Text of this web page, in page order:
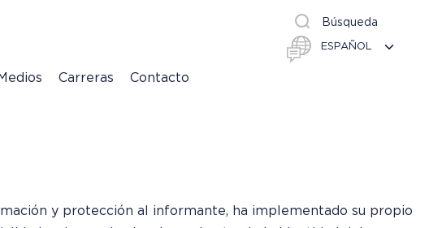
Búsqueda
Medios Carreras Contacto
y protección al informante, ha implementado su propio